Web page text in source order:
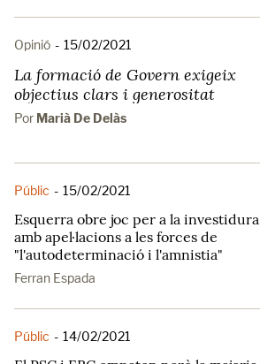
Opinió - 15/02/2021
La formació de Govern exigeix
objectius clars i generositat
Por Marià De Delàs
Públic - 15/02/2021
Esquerra obre joc per a la investidura
amb apel·lacions a les forces de
"l'autodeterminació i l'amnistia"
Ferran Espada
Públic - 14/02/2021